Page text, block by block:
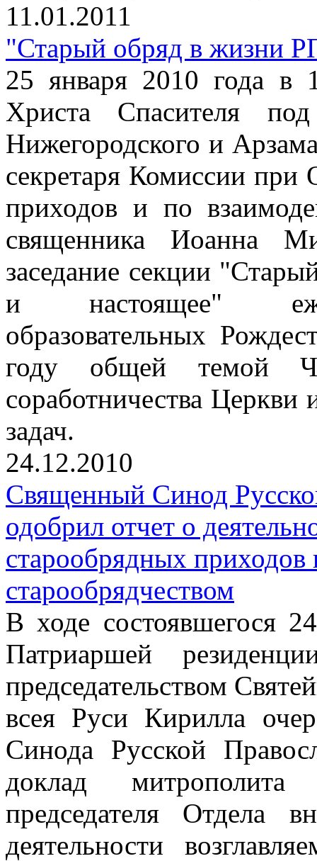
11.01.2011
"Старый обряд в жизни
25 января 2010 года в
Христа Спасителя под
Нижегородского и
секретаря Комиссии
приходов и по
священника Иоанна
заседание секции
и настоящее"
образовательных
году общей темой
соработничества
задач.
24.12.2010
Священный Синод
одобрил отчет о
старообрядных
старообрядчеством
В ходе состоявшегося
Патриаршей
председательством
всея Руси Кирилла
Синода Русской
доклад митрополита
председателя Отдела
деятельности